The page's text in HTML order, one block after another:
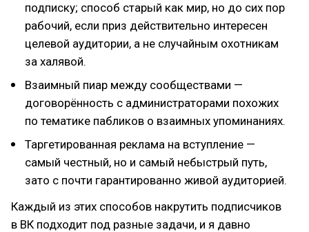
подписку; способ старый как мир, но до сих пор
рабочий, если приз действительно интересен
целевой аудитории, а не случайным охотникам
за халявой.
Взаимный пиар между сообществами —
договорённость с администраторами похожих
по тематике пабликов о взаимных упоминаниях.
Таргетированная реклама на вступление —
самый честный, но и самый небыстрый путь,
зато с почти гарантированно живой аудиторией.
Каждый из этих способов накрутить подписчиков
в ВК подходит под разные задачи, и я давно